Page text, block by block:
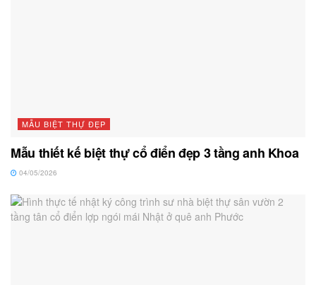
MẪU BIỆT THỰ ĐẸP
Mẫu thiết kế biệt thự cổ điển đẹp 3 tầng anh Khoa
04/05/2026